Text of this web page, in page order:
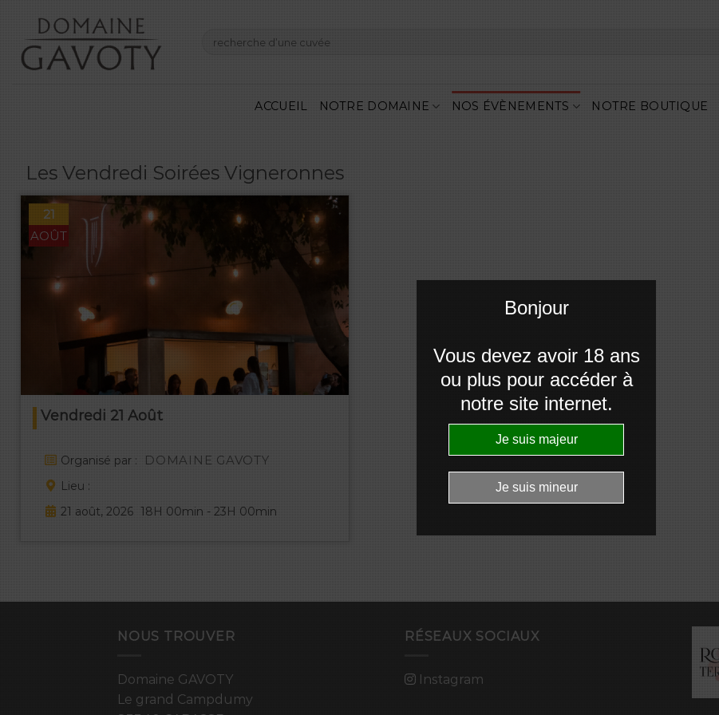
content
ACCUEIL NOTRE DOMAINE NOS ÉVÈNEMENTS NOTRE BOUTIQUE
Les Vendredi Soirées Vigneronnes
21
AOÛT
Vendredi 21 Août
Organisé par : DOMAINE GAVOTY
Lieu :
21 août, 2026 18H 00min - 23H 00min
NOUS TROUVER
Domaine GAVOTY
Le grand Campdumy
RÉSEAUX SOCIAUX
Instagram
Bonjour
Vous devez avoir 18 ans
ou plus pour accéder à
notre site internet.